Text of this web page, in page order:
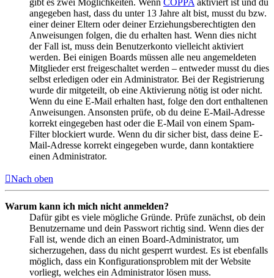
angegeben hast, dass du unter 13 Jahre alt bist, musst du bzw.
einer deiner Eltern oder deiner Erziehungsberechtigten den
Anweisungen folgen, die du erhalten hast. Wenn dies nicht
der Fall ist, muss dein Benutzerkonto vielleicht aktiviert
werden. Bei einigen Boards müssen alle neu angemeldeten
Mitglieder erst freigeschaltet werden – entweder musst du dies
selbst erledigen oder ein Administrator. Bei der Registrierung
wurde dir mitgeteilt, ob eine Aktivierung nötig ist oder nicht.
Wenn du eine E-Mail erhalten hast, folge den dort enthaltenen
Anweisungen. Ansonsten prüfe, ob du deine E-Mail-Adresse
korrekt eingegeben hast oder die E-Mail von einem Spam-
Filter blockiert wurde. Wenn du dir sicher bist, dass deine E-
Mail-Adresse korrekt eingegeben wurde, dann kontaktiere
einen Administrator.
Nach oben
Warum kann ich mich nicht anmelden?
Dafür gibt es viele mögliche Gründe. Prüfe zunächst, ob dein
Benutzername und dein Passwort richtig sind. Wenn dies der
Fall ist, wende dich an einen Board-Administrator, um
sicherzugehen, dass du nicht gesperrt wurdest. Es ist ebenfalls
möglich, dass ein Konfigurationsproblem mit der Website
vorliegt, welches ein Administrator lösen muss.